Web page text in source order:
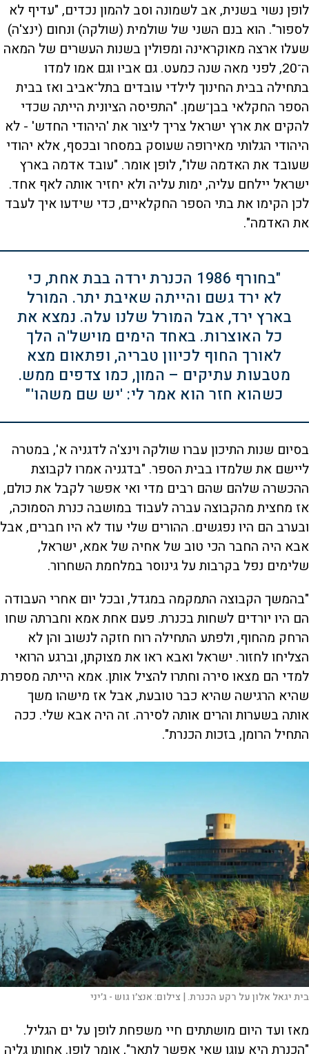
לופן נשוי בשנית, אב לשמונה וסב להמון נכדים, "עדיף לא
לספור". הוא בנם השני של שולמית (שולקה) ונחום (ינצ'ה)
שעלו ארצה מאוקראינה ומפולין בשנות העשרים של המאה
ה־20, לפני מאה שנה כמעט. גם אביו וגם אמו למדו
בתחילה בבית החינוך לילדי עובדים בתל־אביב ואז בבית
הספר החקלאי בבן־שמן. "התפיסה הציונית הייתה שכדי
להקים את ארץ ישראל צריך ליצור את 'היהודי החדש' - לא
היהודי הגלותי מאירופה שעוסק במסחר ובכסף, אלא יהודי
שעובד את האדמה שלו", לופן אומר. "עובד אדמה בארץ
ישראל יילחם עליה, ימות עליה ולא יחזיר אותה לאף אחד.
לכן הקימו את בתי הספר החקלאיים, כדי שידעו איך לעבד
את האדמה".
"בחורף 1986 הכנרת ירדה בבת אחת, כי
לא ירד גשם והייתה שאיבת יתר. המורל
בארץ ירד, אבל המורל שלנו עלה. נמצא את
כל האוצרות. באחד הימים מוישל'ה הלך
לאורך החוף לכיוון טבריה, ופתאום מצא
מטבעות עתיקים – המון, כמו צדפים ממש.
כשהוא חזר הוא אמר לי: 'יש שם משהו'"
בסיום שנות התיכון עברו שולקה וינצ'ה לדגניה א', במטרה
ליישם את שלמדו בבית הספר. "בדגניה אמרו לקבוצת
ההכשרה שלהם שהם רבים מדי ואי אפשר לקבל את כולם,
אז מחצית מהקבוצה עברה לעבוד במושבה כנרת הסמוכה,
ובערב הם היו נפגשים. ההורים שלי עוד לא היו חברים, אבל
אבא היה החבר הכי טוב של אחיה של אמא, ישראל,
שלימים נפל בקרבות על גינוסר במלחמת השחרור.
"בהמשך הקבוצה התמקמה במגדל, ובכל יום אחרי העבודה
הם היו יורדים לשחות בכנרת. פעם אחת אמא וחברתה שחו
הרחק מהחוף, ולפתע התחילה רוח חזקה לנשוב והן לא
הצליחו לחזור. ישראל ואבא ראו את מצוקתן, וברגע הרואי
למדי הם מצאו סירה וחתרו להציל אותן. אמא הייתה מספרת
שהיא הרגישה שהיא כבר טובעת, אבל אז מישהו משך
אותה בשערות והרים אותה לסירה. זה היה אבא שלי. ככה
התחיל הרומן, בזכות הכנרת".
בית יגאל אלון על רקע הכנרת. | צילום:אנצ׳ו גוש - ג׳יני
מאז ועד היום מושתתים חיי משפחת לופן על ים הגליל.
"הכנרת היא עוגן שאי אפשר לתאר", אומר לופן. אחותו גליה